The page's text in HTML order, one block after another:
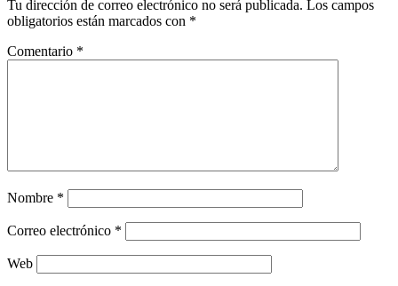
Tu dirección de correo electrónico no será publicada. Los campos
obligatorios están marcados con *
Comentario *
Nombre *
Correo electrónico *
Web